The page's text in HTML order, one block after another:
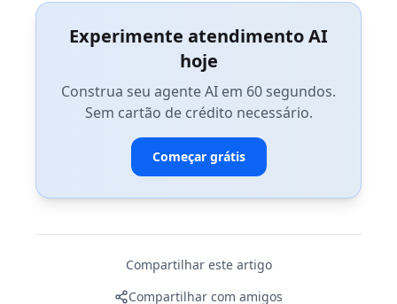
Experimente atendimento AI
hoje
Construa seu agente AI em 60 segundos.
Sem cartão de crédito necessário.
Começar grátis
Compartilhar este artigo
Compartilhar com amigos